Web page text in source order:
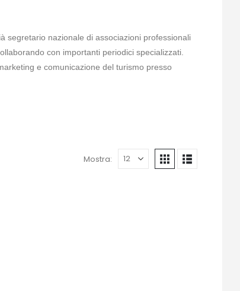
segretario nazionale di associazioni professionali
con importanti periodici specializzati.
e comunicazione del turismo presso
Mostra: